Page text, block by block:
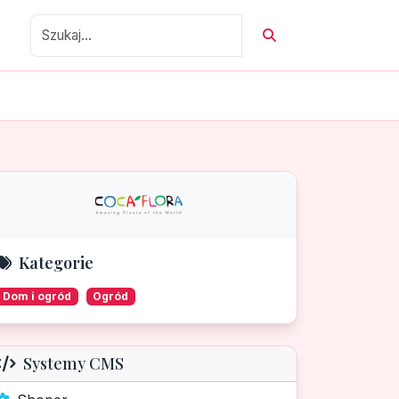
Kategorie
Dom i ogród Ogród
Systemy CMS